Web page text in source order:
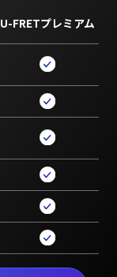
U-FRETプレミアム